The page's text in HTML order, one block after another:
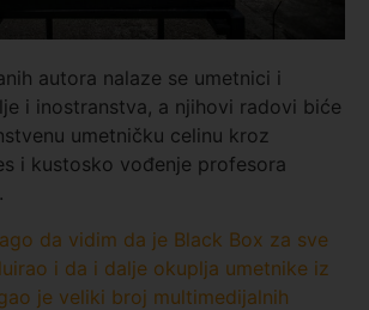
autora nalaze se umetnici i
i inostranstva, a njihovi radovi biće
umetničku celinu kroz
i kustosko vođenje profesora
da vidim da je Black Box za sve
i da i dalje okuplja umetnike iz
je veliki broj multimedijalnih